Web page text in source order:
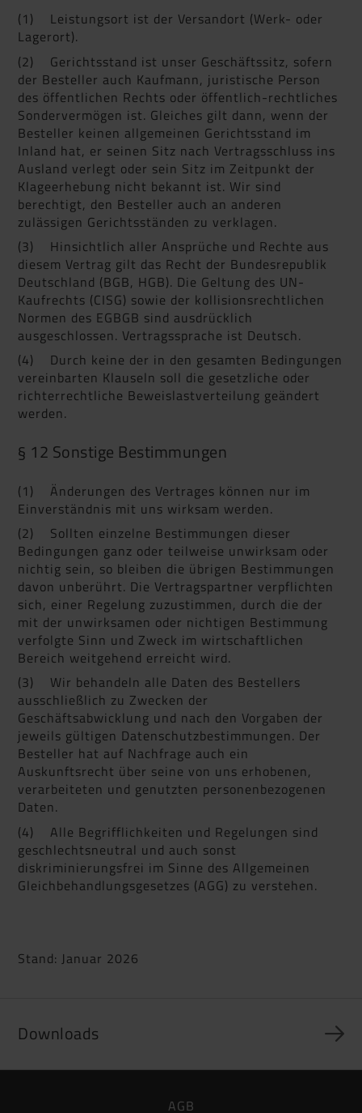
(1) Leistungsort ist der Versandort (Werk- oder
Lagerort).
(2) Gerichtsstand ist unser Geschäftssitz, sofern
der Besteller auch Kaufmann, juristische Person
des öffentlichen Rechts oder öffentlich-rechtliches
Sondervermögen ist. Gleiches gilt dann, wenn der
Besteller keinen allgemeinen Gerichtsstand im
Inland hat, er seinen Sitz nach Vertragsschluss ins
Ausland verlegt oder sein Sitz im Zeitpunkt der
Klageerhebung nicht bekannt ist. Wir sind
berechtigt, den Besteller auch an anderen
zulässigen Gerichtsständen zu verklagen.
(3) Hinsichtlich aller Ansprüche und Rechte aus
diesem Vertrag gilt das Recht der Bundesrepublik
Deutschland (BGB, HGB). Die Geltung des UN-
Kaufrechts (CISG) sowie der kollisionsrechtlichen
Normen des EGBGB sind ausdrücklich
ausgeschlossen. Vertragssprache ist Deutsch.
(4) Durch keine der in den gesamten Bedingungen
vereinbarten Klauseln soll die gesetzliche oder
richterrechtliche Beweislastverteilung geändert
werden.
§ 12 Sonstige Bestimmungen
(1) Änderungen des Vertrages können nur im
Einverständnis mit uns wirksam werden.
(2) Sollten einzelne Bestimmungen dieser
Bedingungen ganz oder teilweise unwirksam oder
nichtig sein, so bleiben die übrigen Bestimmungen
davon unberührt. Die Vertragspartner verpflichten
sich, einer Regelung zuzustimmen, durch die der
mit der unwirksamen oder nichtigen Bestimmung
verfolgte Sinn und Zweck im wirtschaftlichen
Bereich weitgehend erreicht wird.
(3) Wir behandeln alle Daten des Bestellers
ausschließlich zu Zwecken der
Geschäftsabwicklung und nach den Vorgaben der
jeweils gültigen Datenschutzbestimmungen. Der
Besteller hat auf Nachfrage auch ein
Auskunftsrecht über seine von uns erhobenen,
verarbeiteten und genutzten personenbezogenen
Daten.
(4) Alle Begrifflichkeiten und Regelungen sind
geschlechtsneutral und auch sonst
diskriminierungsfrei im Sinne des Allgemeinen
Gleichbehandlungsgesetzes (AGG) zu verstehen.
Stand: Januar 2026
Downloads
Hinweis
AGB